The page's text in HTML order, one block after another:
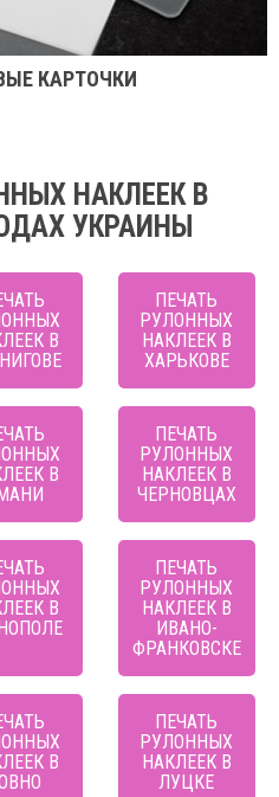
КАРТОЧКИ
НАКЛЕЕК В
УКРАИНЫ
В
ПЕЧАТЬ
РУЛОННЫХ
НАКЛЕЕК В
ХАРЬКОВЕ
В
ПЕЧАТЬ
РУЛОННЫХ
НАКЛЕЕК В
ЧЕРНОВЦАХ
В
ПЕЧАТЬ
РУЛОННЫХ
НАКЛЕЕК В
ИВАНО-
ФРАНКОВСКЕ
В
ПЕЧАТЬ
РУЛОННЫХ
НАКЛЕЕК В
ЛУЦКЕ